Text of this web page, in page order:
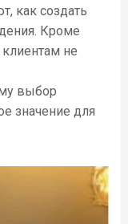
как создать
Кроме
не
выбор
значение для